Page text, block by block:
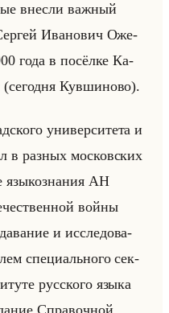
внес­ли важ­ный
Ива­но­вич Оже­
года в по­сёл­ке Ка­
Кув­ши­но­во).
уни­вер­си­те­та и
в раз­ных мос­ков­ских
язы­ко­зна­ния АН
войны
и ис­сле­до­ва­
спе­ци­ально­го сек­
рус­ско­го языка